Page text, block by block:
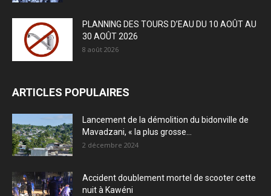
PLANNING DES TOURS D’EAU DU 10 AOÛT AU
30 AOÛT 2026
8 août 2026
ARTICLES POPULAIRES
Lancement de la démolition du bidonville de
Mavadzani, « la plus grosse...
2 décembre 2024
Accident doublement mortel de scooter cette
nuit à Kawéni